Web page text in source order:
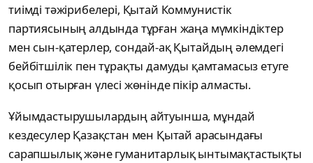
тиімді тәжірибелері, Қытай Коммунистік
партиясының алдында тұрған жаңа мүмкіндіктер
мен сын-қатерлер, сондай-ақ Қытайдың әлемдегі
бейбітшілік пен тұрақты дамуды қамтамасыз етуге
қосып отырған үлесі жөнінде пікір алмасты.
Ұйымдастырушылардың айтуынша, мұндай
кездесулер Қазақстан мен Қытай арасындағы
сарапшылық және гуманитарлық ынтымақтастықты